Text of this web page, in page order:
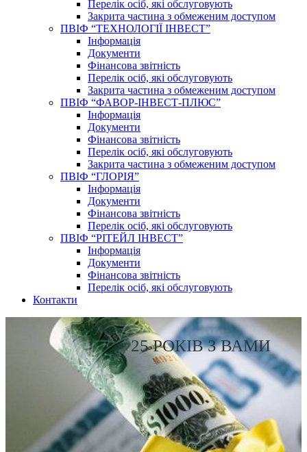
Перелік осіб, які обслуговують
Закрита частина з обмеженим доступом
ПВІФ “ТЕХНОЛОГІЇ ІНВЕСТ”
Інформація
Документи
Фінансова звітність
Перелік осіб, які обслуговують
Закрита частина з обмеженим доступом
ПВІФ “ФАВОР-ІНВЕСТ-ПЛЮС”
Інформація
Документи
Фінансова звітність
Перелік осіб, які обслуговують
Закрита частина з обмеженим доступом
ПВІФ “ГЛОРІЯ”
Інформація
Документи
Фінансова звітність
Перелік осіб, які обслуговують
ПВІФ “РІТЕЙЛ ІНВЕСТ”
Інформація
Документи
Фінансова звітність
Перелік осіб, які обслуговують
Контакти
25 РОКІВ З ВАМИ